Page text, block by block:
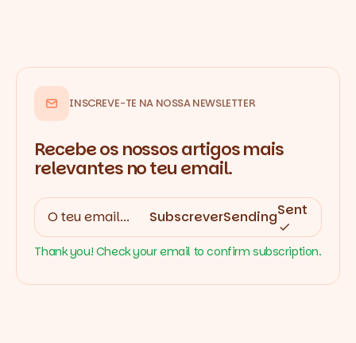
INSCREVE-TE NA NOSSA NEWSLETTER
Recebe os nossos artigos mais
relevantes no teu email.
SubscreverSendingSent
Thank you! Check your email to confirm subscription.